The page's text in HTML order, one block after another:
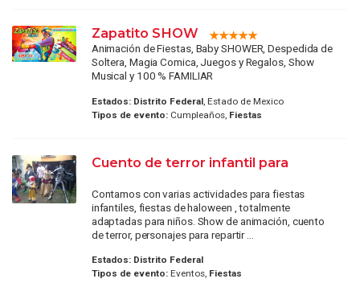
Zapatito SHOW
Animación de Fiestas, Baby SHOWER, Despedida de
Soltera, Magia Comica, Juegos y Regalos, Show
Musical y 100 % FAMILIAR
Estados: Distrito Federal, Estado de Mexico
Tipos de evento:Cumpleaños, Fiestas
Cuento de terror infantil para
Contamos con varias actividades para fiestas
infantiles, fiestas de haloween , totalmente
adaptadas para niños. Show de animación, cuento
de terror, personajes para repartir ...
Estados: Distrito Federal
Tipos de evento:Eventos, Fiestas